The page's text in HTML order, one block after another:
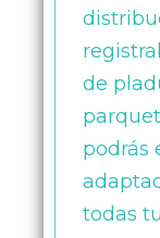
de
podrás
todas